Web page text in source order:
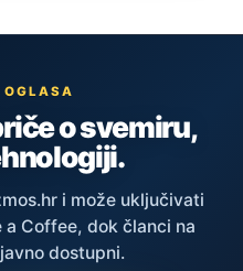
OGLASA
o svemiru,
i može uključivati
a Coffee, dok članci na
dostupni.